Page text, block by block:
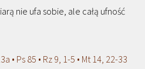
nie ufa sobie, ale całą ufność
• Ps 85 • Rz 9, 1-5 • Mt 14, 22-33